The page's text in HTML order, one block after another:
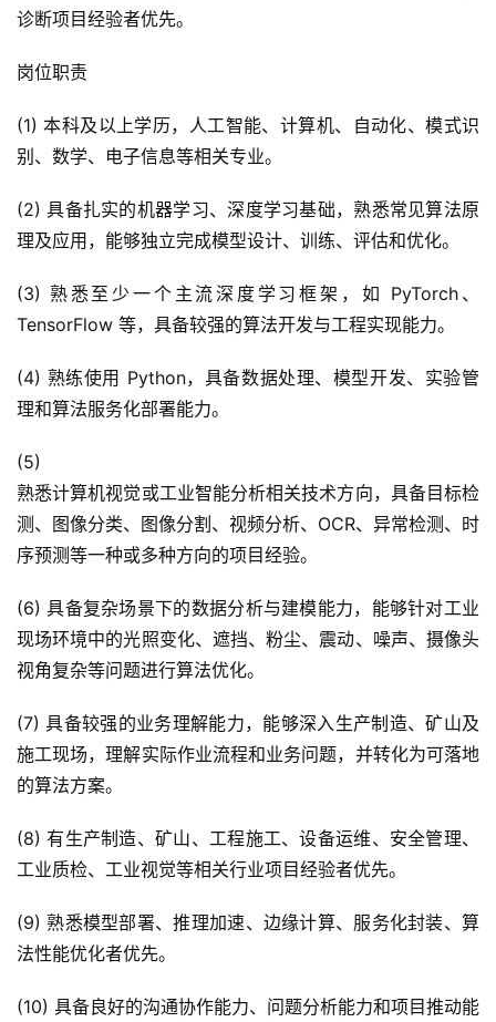
诊断项目经验者优先。
岗位职责
(1) 本科及以上学历，人工智能、计算机、自动化、模式识
别、数学、电子信息等相关专业。
(2) 具备扎实的机器学习、深度学习基础，熟悉常见算法原
理及应用，能够独立完成模型设计、训练、评估和优化。
(3) 熟悉至少一个主流深度学习框架，如 PyTorch、
TensorFlow 等，具备较强的算法开发与工程实现能力。
(4) 熟练使用 Python，具备数据处理、模型开发、实验管
理和算法服务化部署能力。
(5)
熟悉计算机视觉或工业智能分析相关技术方向，具备目标检
测、图像分类、图像分割、视频分析、OCR、异常检测、时
序预测等一种或多种方向的项目经验。
(6) 具备复杂场景下的数据分析与建模能力，能够针对工业
现场环境中的光照变化、遮挡、粉尘、震动、噪声、摄像头
视角复杂等问题进行算法优化。
(7) 具备较强的业务理解能力，能够深入生产制造、矿山及
施工现场，理解实际作业流程和业务问题，并转化为可落地
的算法方案。
(8) 有生产制造、矿山、工程施工、设备运维、安全管理、
工业质检、工业视觉等相关行业项目经验者优先。
(9) 熟悉模型部署、推理加速、边缘计算、服务化封装、算
法性能优化者优先。
(10) 具备良好的沟通协作能力、问题分析能力和项目推动能